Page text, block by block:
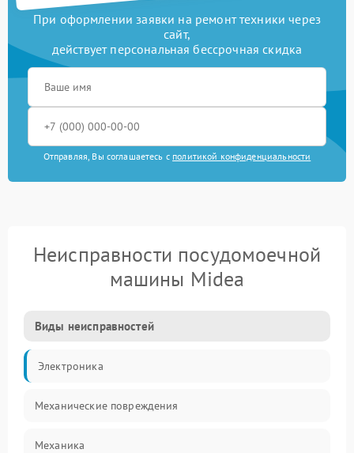
При оформлении заявки на ремонт техники через
сайт,
действует персональная бессрочная скидка
Отправляя, Вы соглашаетесь с политикой конфиденциальности
Неисправности посудомоечной
машины Midea
Виды неисправностей
Электроника
Механические повреждения
Механика